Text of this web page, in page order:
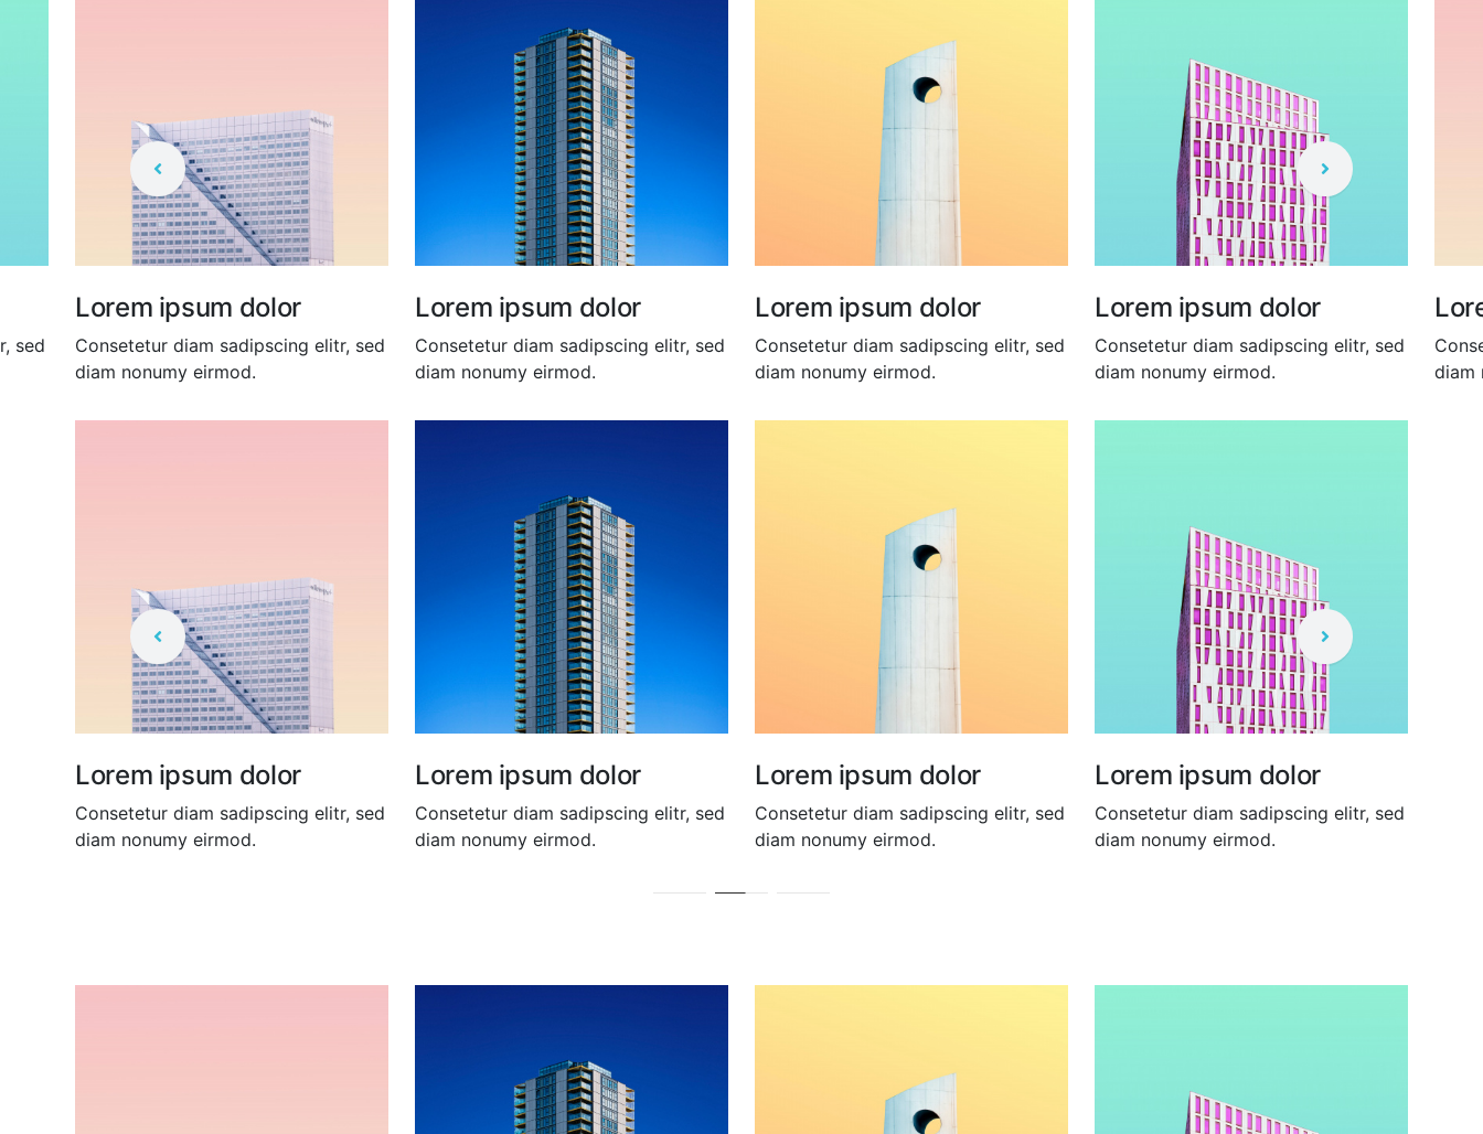
sed
Lorem ipsum dolor
Consetetur diam sadipscing elitr, sed
diam nonumy eirmod.
Lorem ipsum dolor
Consetetur diam sadipscing elitr, sed
diam nonumy eirmod.
Lorem ipsum dolor
Consetetur diam sadipscing elitr, sed
diam nonumy eirmod.
Lorem ipsum dolor
Consetetur diam sadipscing elitr, sed
diam nonumy eirmod.
diam
Lorem ipsum dolor
Consetetur diam sadipscing elitr, sed
diam nonumy eirmod.
Lorem ipsum dolor
Consetetur diam sadipscing elitr, sed
diam nonumy eirmod.
Lorem ipsum dolor
Consetetur diam sadipscing elitr, sed
diam nonumy eirmod.
Lorem ipsum dolor
Consetetur diam sadipscing elitr, sed
diam nonumy eirmod.